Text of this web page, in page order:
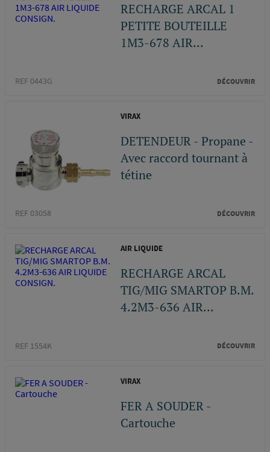
RECHARGE ARCAL 1
PETITE BOUTEILLE
1M3-678 AIR...
REF 0443G DÉCOUVRIR
VIRAX
DETENDEUR - Propane -
Avec raccord tournant à
tétine
REF 03058 DÉCOUVRIR
AIR LIQUIDE
RECHARGE ARCAL
TIG/MIG SMARTOP B.M.
4.2M3-636 AIR...
REF 1554K DÉCOUVRIR
VIRAX
FER A SOUDER -
Cartouche